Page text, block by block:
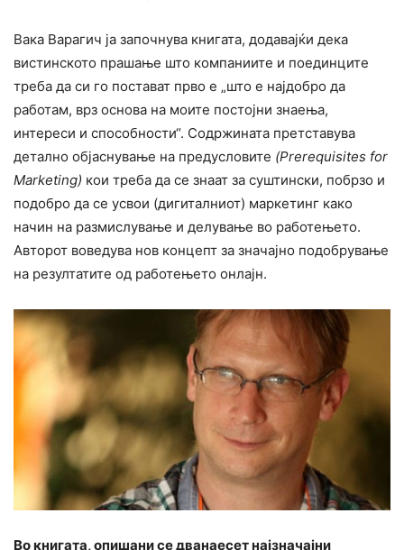
Вака Варагич ја започнува книгата, додавајќи дека
вистинското прашање што компаниите и поединците
треба да си го постават прво е „што е најдобро да
работам, врз основа на моите постојни знаења,
интереси и способности“. Содржината претставува
детално објаснување на предусловите (Prerequisites for
Marketing) кои треба да се знаат за суштински, побрзо и
подобро да се усвои (дигиталниот) маркетинг како
начин на размислување и делување во работењето.
Авторот воведува нов концепт за значајно подобрување
на резултатите од работењето онлајн.
Во книгата, опишани се дванаесет најзначајни